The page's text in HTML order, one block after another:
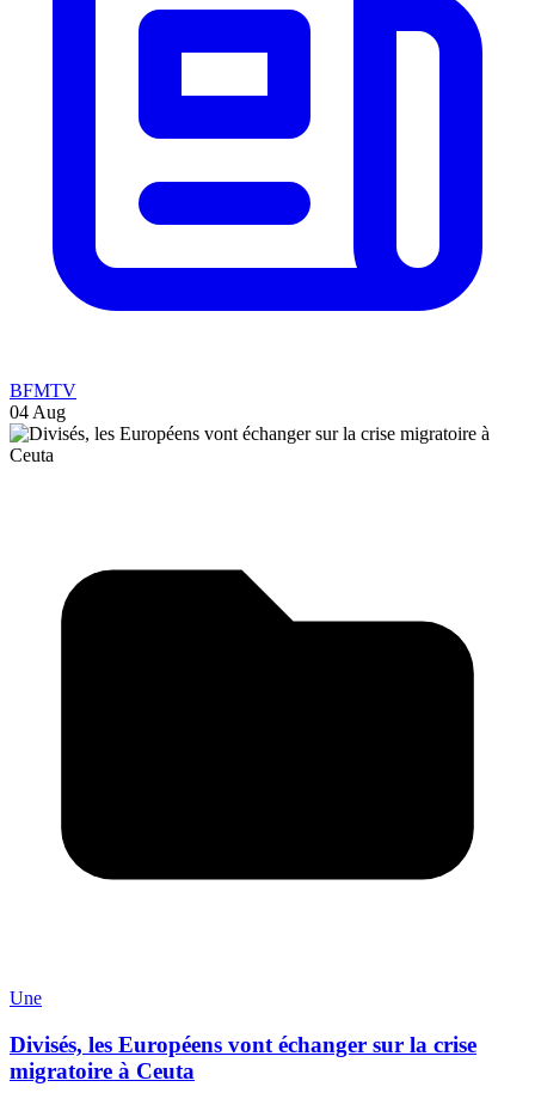
BFMTV
04 Aug
Une
Divisés, les Européens vont échanger sur la crise
migratoire à Ceuta